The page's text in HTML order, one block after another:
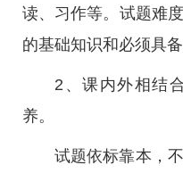
读、习作等。试题难
的基础知识和必须具
2、课内外相结
养。
试题依标靠本，